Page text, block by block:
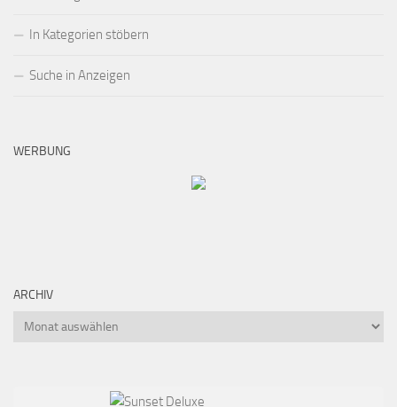
In Kategorien stöbern
Suche in Anzeigen
WERBUNG
ARCHIV
Archiv